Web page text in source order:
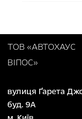
ТОВ «АВТОХАУС
ВІПОС»
вулиця Ґарета
буд. 9А